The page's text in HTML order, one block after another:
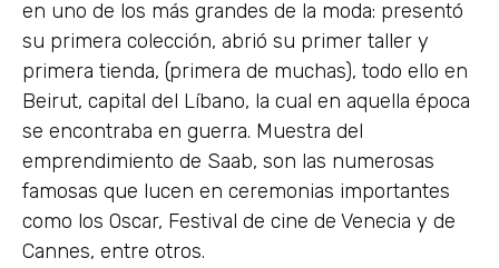
en uno de los más grandes de la moda: presentó
su primera colección, abrió su primer taller y
primera tienda, (primera de muchas), todo ello en
Beirut, capital del Líbano, la cual en aquella época
se encontraba en guerra. Muestra del
emprendimiento de Saab, son las numerosas
famosas que lucen en ceremonias importantes
como los Oscar, Festival de cine de Venecia y de
Cannes, entre otros.